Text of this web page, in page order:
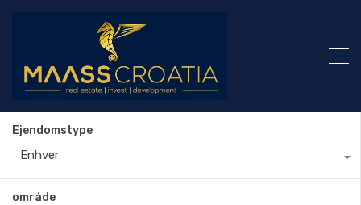
Ejendomstype
Enhver
område